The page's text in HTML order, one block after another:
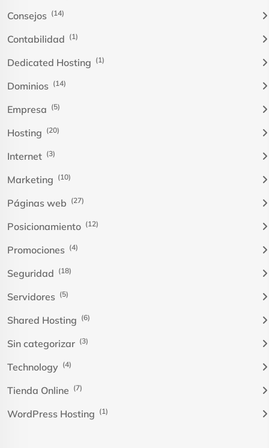
Consejos (14)
Contabilidad (1)
Dedicated Hosting (1)
Dominios (14)
Empresa (5)
Hosting (20)
Internet (3)
Marketing (10)
Páginas web (27)
Posicionamiento (12)
Promociones (4)
Seguridad (18)
Servidores (5)
Shared Hosting (6)
Sin categorizar (3)
Technology (4)
Tienda Online (7)
WordPress Hosting (1)